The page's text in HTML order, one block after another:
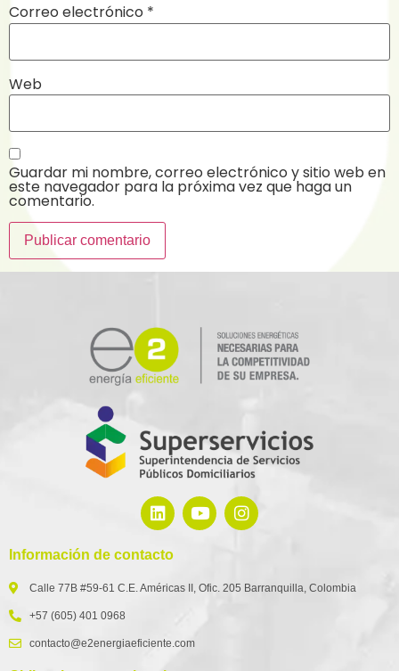
Correo electrónico *
Web
Guardar mi nombre, correo electrónico y sitio web en
este navegador para la próxima vez que haga un
comentario.
Información de contacto
Calle 77B #59-61 C.E. Américas II, Ofic. 205 Barranquilla, Colombia
+57 (605) 401 0968
contacto@e2energiaeficiente.com